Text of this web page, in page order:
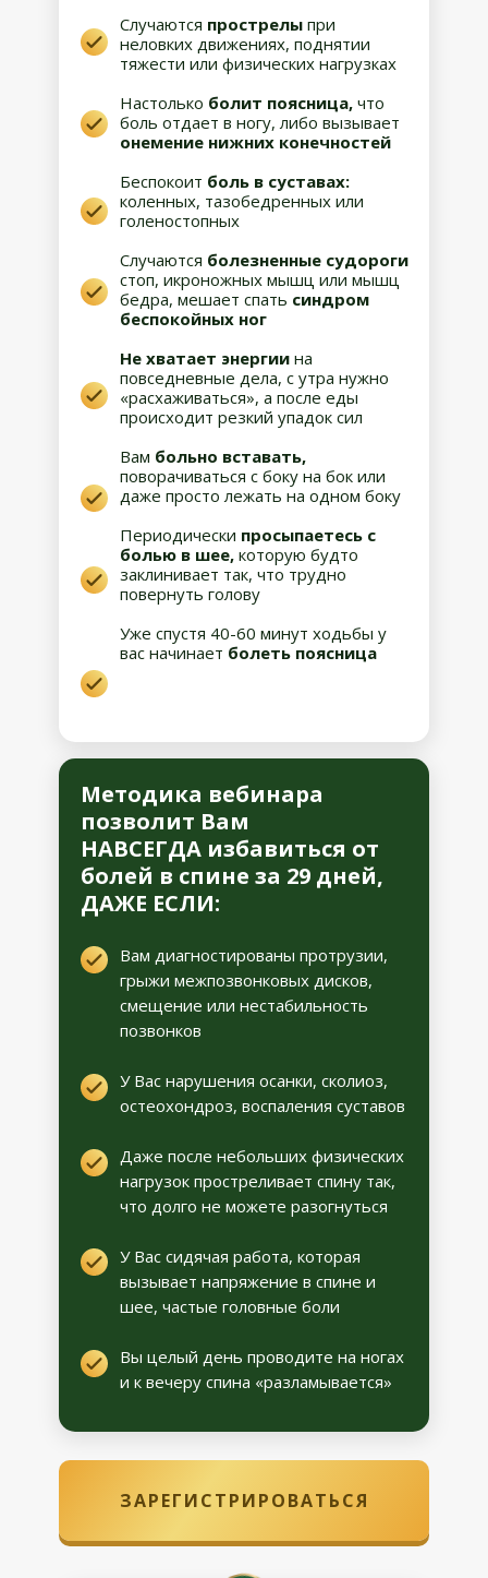
Методика вебинара
позволит Вам
НАВСЕГДА избавиться от
болей в спине за 29 дней,
ДАЖЕ ЕСЛИ:
Вам диагностированы протрузии,
грыжи межпозвонковых дисков,
смещение или нестабильность
позвонков
У Вас нарушения осанки, сколиоз,
остеохондроз, воспаления суставов
Даже после небольших физических
нагрузок простреливает спину так,
что долго не можете разогнуться
У Вас сидячая работа, которая
вызывает напряжение в спине и
шее, частые головные боли
Вы целый день проводите на ногах
и к вечеру спина «разламывается»
ЗАРЕГИСТРИРОВАТЬСЯ
Случаются прострелы при
неловких движениях, поднятии
тяжести или физических нагрузках
Настолько болит поясница, что
боль отдает в ногу, либо вызывает
онемение нижних конечностей
Беспокоит боль в суставах:
коленных, тазобедренных или
голеностопных
Случаются болезненные судороги
стоп, икроножных мышц или мышц
бедра, мешает спать синдром
беспокойных ног
Не хватает энергии на
повседневные дела, с утра нужно
«расхаживаться», а после еды
происходит резкий упадок сил
Вам больно вставать,
поворачиваться с боку на бок или
даже просто лежать на одном боку
Периодически просыпаетесь с
болью в шее, которую будто
заклинивает так, что трудно
повернуть голову
Уже спустя 40-60 минут ходьбы у
вас начинает болеть поясница